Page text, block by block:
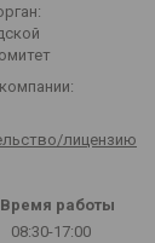
лицензию
Время работы
08:30-17:00